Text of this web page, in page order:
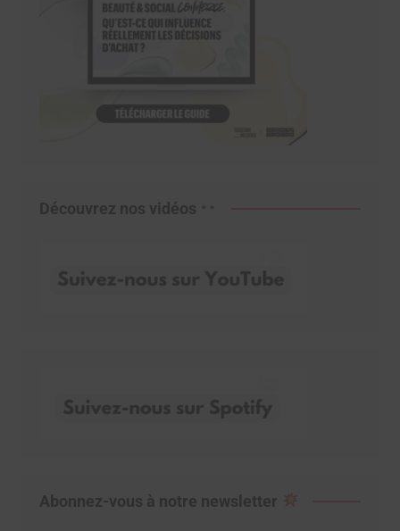
Découvrez nos vidéos
Abonnez-vous à notre newsletter